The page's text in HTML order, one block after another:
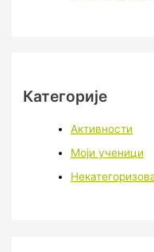
Категорије
Активности
Моји ученици